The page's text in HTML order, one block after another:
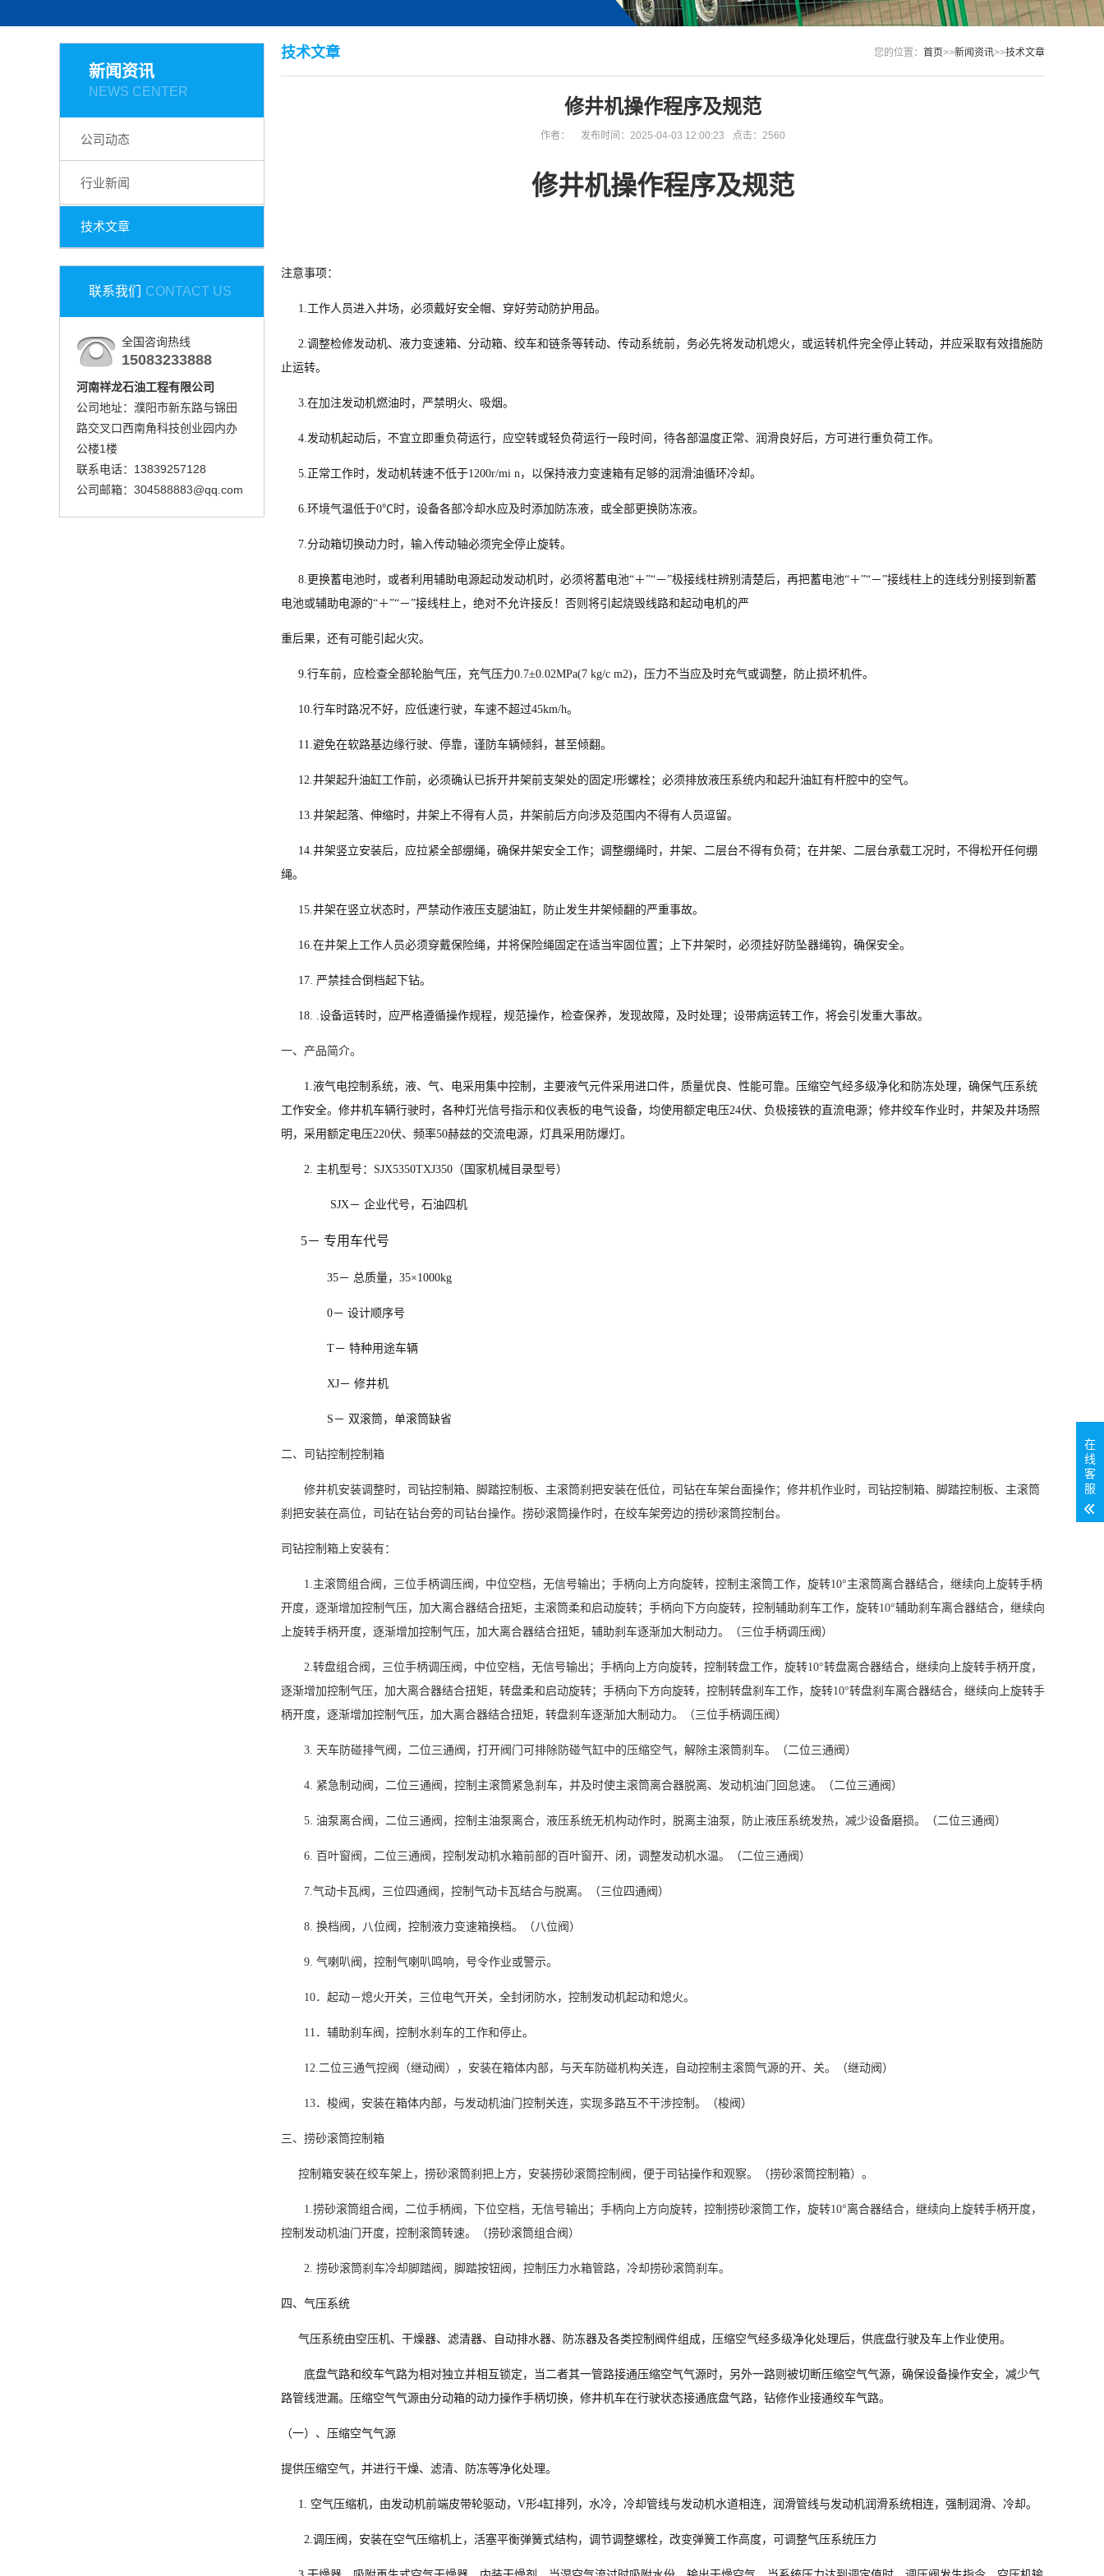
新闻资讯
NEWS CENTER
公司动态
行业新闻
技术文章
联系我们 CONTACT US
全国咨询热线
15083233888
河南祥龙石油工程有限公司
公司地址：濮阳市新东路与锦田
路交叉口西南角科技创业园内办
公楼1楼
联系电话：13839257128
公司邮箱：304588883@qq.com
您的位置： 首页>>新闻资讯>>技术文章
技术文章
修井机操作程序及规范
作者： 发布时间：2025-04-03 12:00:23 点击：2560
修井机操作程序及规范
注意事项：
1.工作人员进入井场，必须戴好安全帽、穿好劳动防护用品。
2.调整检修发动机、液力变速箱、分动箱、绞车和链条等转动、传动系统前，务必先将发动机熄火，或运转机件完全停止转动，并应采取有效措施防
止运转。
3.在加注发动机燃油时，严禁明火、吸烟。
4.发动机起动后，不宜立即重负荷运行，应空转或轻负荷运行一段时间，待各部温度正常、润滑良好后，方可进行重负荷工作。
5. 正常工作时，发动机转速不低于1200r/mi n，以保持液力变速箱有足够的润滑油循环冷却。
6.环境气温低于0℃时，设备各部冷却水应及时添加防冻液，或全部更换防冻液。
7.分动箱切换动力时，输入传动轴必须完全停止旋转。
8. 更换蓄电池时，或者利用辅助电源起动发动机时，必须将蓄电池“＋”“－”极接线柱辨别清楚后，再把蓄电池“＋”“－”接线柱上的连线分别接到新蓄
电池或辅助电源的“＋”“－”接线柱上，绝对不允许接反！否则将引起烧毁线路和起动电机的严
重后果，还有可能引起火灾。
9.行车前，应检查全部轮胎气压，充气压力0.7±0.02MPa(7 kg/c m2) ，压力不当应及时充气或调整，防止损坏机件。
10.行车时路况不好，应低速行驶，车速不超过45km/h。
11.避免在软路基边缘行驶、停靠，谨防车辆倾斜，甚至倾翻。
12.井架起升油缸工作前，必须确认已拆开井架前支架处的固定J形螺栓；必须排放液压系统内和起升油缸有杆腔中的空气。
13.井架起落、伸缩时，井架上不得有人员，井架前后方向涉及范围内不得有人员逗留。
14.井架竖立安装后，应拉紧全部绷绳，确保井架安全工作；调整绷绳时，井架、二层台不得有负荷；在井架、二层台承载工况时，不得松开任何绷
绳。
15.井架在竖立状态时，严禁动作液压支腿油缸，防止发生井架倾翻的严重事故。
16.在井架上工作人员必须穿戴保险绳，并将保险绳固定在适当牢固位置；上下井架时，必须挂好防坠器绳钩，确保安全。
17. 严禁挂合倒档起下钻。
18. .设备运转时，应严格遵循操作规程，规范操作，检查保养，发现故障，及时处理；设带病运转工作，将会引发重大事故。
一、产品简介。
1.液气电控制系统，液、气、电采用集中控制，主要液气元件采用进口件，质量优良、性能可靠。压缩空气经多级净化和防冻处理，确保气压系统
工作安全。修井机车辆行驶时，各种灯光信号指示和仪表板的电气设备，均使用额定电压24伏、负极接铁的直流电源；修井绞车作业时，井架及井场照
明，采用额定电压220伏、频率50赫兹的交流电源，灯具采用防爆灯。
2. 主机型号 ： SJX5350TXJ350 （国家机械目录型号）
SJX－ 企业代号，石油四机
5－ 专用车代号
35－ 总质量， 35×1000kg
0－ 设计顺序号
T－ 特种用途车辆
XJ－ 修井机
S － 双滚筒，单滚筒缺省
二、司钻控制控制箱
修井机安装调整时，司钻控制箱、脚踏控制板、主滚筒刹把安装在低位，司钻在车架台面操作；修井机作业时，司钻控制箱、脚踏控制板、主滚筒
刹把安装在高位，司钻在钻台旁的司钻台操作。捞砂滚筒操作时，在绞车架旁边的捞砂滚筒控制台。
司钻控制箱上安装有：
1.主滚筒组合阀，三位手柄调压阀，中位空档，无信号输出；手柄向上方向旋转，控制主滚筒工作，旋转10°主滚筒离合器结合，继续向上旋转手柄
开度，逐渐增加控制气压，加大离合器结合扭矩，主滚筒柔和启动旋转；手柄向下方向旋转，控制辅助刹车工作，旋转10°辅助刹车离合器结合，继续向
上旋转手柄开度，逐渐增加控制气压，加大离合器结合扭矩，辅助刹车逐渐加大制动力。（三位手柄调压阀）
2.转盘组合阀，三位手柄调压阀，中位空档，无信号输出；手柄向上方向旋转，控制转盘工作，旋转10°转盘离合器结合，继续向上旋转手柄开度，
逐渐增加控制气压，加大离合器结合扭矩，转盘柔和启动旋转；手柄向下方向旋转，控制转盘刹车工作，旋转10°转盘刹车离合器结合，继续向上旋转手
柄开度，逐渐增加控制气压，加大离合器结合扭矩，转盘刹车逐渐加大制动力。（三位手柄调压阀）
3. 天车防碰排气阀，二位三通阀，打开阀门可排除防碰气缸中的压缩空气，解除主滚筒刹车。（二位三通阀）
4. 紧急制动阀，二位三通阀，控制主滚筒紧急刹车，并及时使主滚筒离合器脱离、发动机油门回怠速。（二位三通阀）
5. 油泵离合阀，二位三通阀，控制主油泵离合，液压系统无机构动作时，脱离主油泵，防止液压系统发热，减少设备磨损。（二位三通阀）
6. 百叶窗阀，二位三通阀，控制发动机水箱前部的百叶窗开、闭，调整发动机水温。（二位三通阀）
7.气动卡瓦阀，三位四通阀，控制气动卡瓦结合与脱离。（三位四通阀）
8. 换档阀，八位阀，控制液力变速箱换档。（八位阀）
9. 气喇叭阀，控制气喇叭鸣响，号令作业或警示。
10．起动－熄火开关，三位电气开关，全封闭防水，控制发动机起动和熄火。
11 ． 辅助刹车阀，控制水刹车的工作和停止。
12.二位三通气控阀（继动阀），安装在箱体内部，与天车防碰机构关连，自动控制主滚筒气源的开、关。（继动阀）
13． 梭阀，安装在箱体内部，与发动机油门控制关连，实现多路互不干涉控制。（梭阀）
三、捞砂滚筒控制箱
控制箱安装在绞车架上，捞砂滚筒刹把上方，安装捞砂滚筒控制阀，便于司钻操作和观察。（捞砂滚筒控制箱）。
1.捞砂滚筒组合阀，二位手柄阀，下位空档，无信号输出；手柄向上方向旋转，控制捞砂滚筒工作，旋转10°离合器结合，继续向上旋转手柄开度，
控制发动机油门开度，控制滚筒转速。（捞砂滚筒组合阀）
2. 捞砂滚筒刹车冷却脚踏阀，脚踏按钮阀，控制压力水箱管路，冷却捞砂滚筒刹车。
四、气压系统
气压系统由空压机、干燥器、滤清器、自动排水器、防冻器及各类控制阀件组成，压缩空气经多级净化处理后，供底盘行驶及车上作业使用。
底盘气路和绞车气路为相对独立并相互锁定，当二者其一管路接通压缩空气气源时，另外一路则被切断压缩空气气源，确保设备操作安全，减少气
路管线泄漏。压缩空气气源由分动箱的动力操作手柄切换，修井机车在行驶状态接通底盘气路，钻修作业接通绞车气路。
（一）、压缩空气气源
提供压缩空气，并进行干燥、滤清、防冻等净化处理。
1. 空气压缩机，由发动机前端皮带轮驱动， V形4缸排列，水冷，冷却管线与发动机水道相连，润滑管线与发动机润滑系统相连，强制润滑、冷却。
2.调压阀，安装在空气压缩机上，活塞平衡弹簧式结构，调节调整螺栓，改变弹簧工作高度，可调整气压系统压力
在
线
客
服